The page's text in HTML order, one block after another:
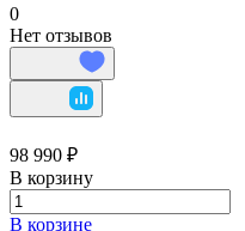
0
Нет отзывов
98 990 ₽
В корзину
В корзине